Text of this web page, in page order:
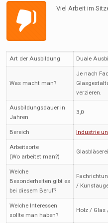
Viel Arbeit im
Art der Ausbildung Duale
Was macht man?
Je nach
verzieren.
Ausbildungsdauer in
Jahren
3,0
Bereich Industrie
Arbeitsorte
(Wo arbeitet man?)
Welche
Besonderheiten gibt es
bei diesem Beruf?
/
Welche Interessen
sollte man haben?
Holz / Glas